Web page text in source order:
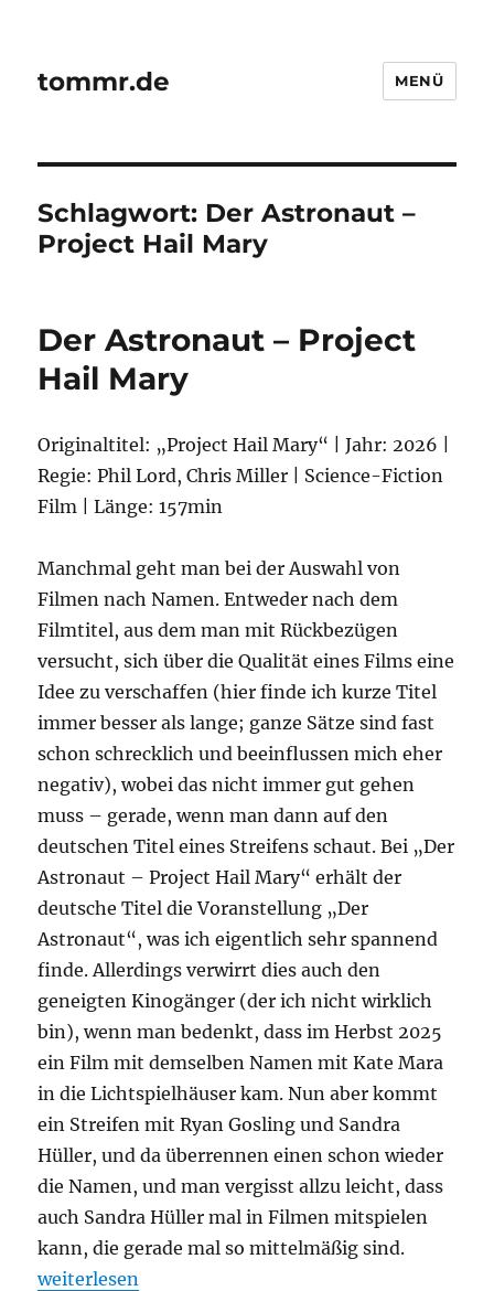
tommr.de MENÜ
Schlagwort: Der Astronaut –
Project Hail Mary
Der Astronaut – Project
Hail Mary
Originaltitel: „Project Hail Mary“ | Jahr: 2026 |
Regie: Phil Lord, Chris Miller | Science-Fiction
Film | Länge: 157min
Manchmal geht man bei der Auswahl von
Filmen nach Namen. Entweder nach dem
Filmtitel, aus dem man mit Rückbezügen
versucht, sich über die Qualität eines Films eine
Idee zu verschaffen (hier finde ich kurze Titel
immer besser als lange; ganze Sätze sind fast
schon schrecklich und beeinflussen mich eher
negativ), wobei das nicht immer gut gehen
muss – gerade, wenn man dann auf den
deutschen Titel eines Streifens schaut. Bei „Der
Astronaut – Project Hail Mary“ erhält der
deutsche Titel die Voranstellung „Der
Astronaut“, was ich eigentlich sehr spannend
finde. Allerdings verwirrt dies auch den
geneigten Kinogänger (der ich nicht wirklich
bin), wenn man bedenkt, dass im Herbst 2025
ein Film mit demselben Namen mit Kate Mara
in die Lichtspielhäuser kam. Nun aber kommt
ein Streifen mit Ryan Gosling und Sandra
Hüller, und da überrennen einen schon wieder
die Namen, und man vergisst allzu leicht, dass
auch Sandra Hüller mal in Filmen mitspielen
kann, die gerade mal so mittelmäßig sind.
„Der Astronaut – Project Hail Mary“
weiterlesen